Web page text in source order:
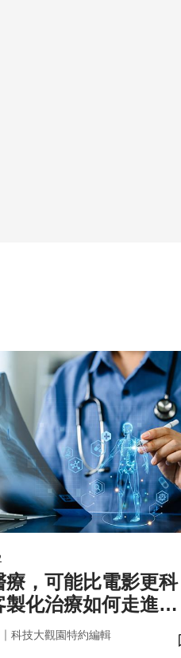
療，可能比電影更科
製化治療如何走進真
｜ 科技大觀園特約編輯